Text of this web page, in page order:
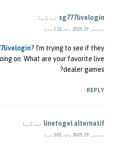
sg777livelogin نے کہا:
دسمبر 19, 2025 وقت 1:21 صبح
? I’m trying to see if they
on. What are your favorite live
dealer games?
REPLY
linetogel alternatif نے کہا:
دسمبر 19, 2025 وقت 5:01 صبح